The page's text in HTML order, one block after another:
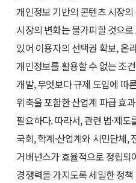
개인정보 기반의 콘텐츠 시장
시장의 변화는 불가피할 것으
있어 이용자의 선택권 확보, 온
개인정보를 활용할 수 없는 조
개발, 무엇보다 규제 도입에 따
위축을 포함한 산업계 파급 효
필요하다. 따라서, 관련 법·제
국회, 학계·산업계와 시민단체,
거버넌스가 효율적으로 정립되
경쟁력을 가지도록 세밀한 정